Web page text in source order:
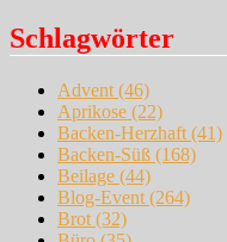
Schlagwörter
Advent (46)
Aprikose (22)
Backen-Herzhaft (41)
Backen-Süß (168)
Beilage (44)
Blog-Event (264)
Brot (32)